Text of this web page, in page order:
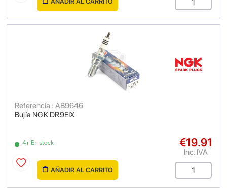
Bujía NGK DR9EIX
Referencia : AB9646
4+ En stock €19.91
Inc. IVA
AÑADIR AL CARRITO